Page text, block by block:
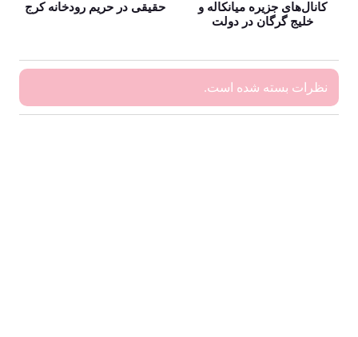
کانال‌های جزیره میانکاله و
خلیج گرگان در دولت
حقیقی در حریم رودخانه کرج
نظرات بسته شده است.